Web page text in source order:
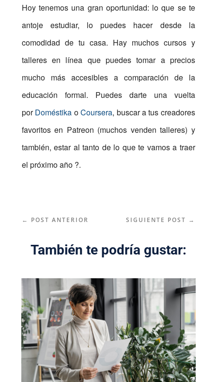
Hoy tenemos una gran oportunidad: lo que se te
antoje estudiar, lo puedes hacer desde la
comodidad de tu casa. Hay muchos cursos y
talleres en línea que puedes tomar a precios
mucho más accesibles a comparación de la
educación formal. Puedes darte una vuelta
porDoméstika oCoursera, buscar a tus creadores
favoritos en Patreon (muchos venden talleres) y
también, estar al tanto de lo que te vamos a traer
el próximo año ?.
← POST ANTERIOR SIGUIENTE POST →
También te podría gustar: